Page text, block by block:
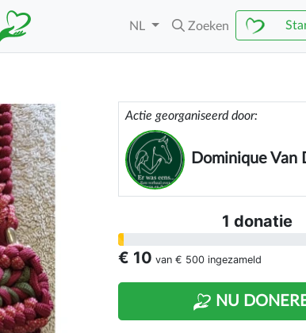
NL Zoeken
Actie georganiseerd door:
Dominique Van
1 donatie
€ 10 van € 500 ingezameld
NU